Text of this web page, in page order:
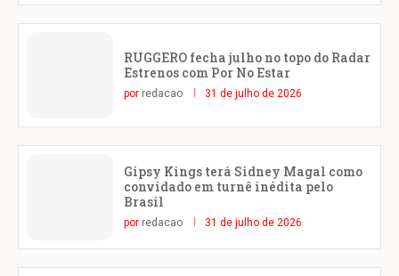
RUGGERO fecha julho no topo do Radar
Estrenos com Por No Estar
por redacao 31 de julho de 2026
Gipsy Kings terá Sidney Magal como
convidado em turnê inédita pelo
Brasil
por redacao 31 de julho de 2026